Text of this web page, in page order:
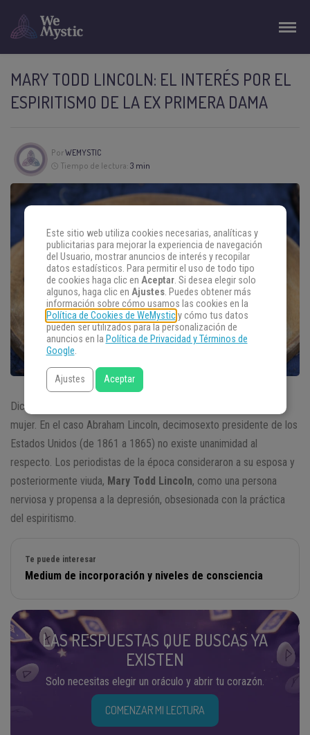
MARY TODD LINCOLN: EL INTERÉS POR EL
ESPIRITISMO DE LA EX PRIMERA DAMA
PorWEMYSTIC
Tiempo de lectura: 3 min
Dicen que detrás de cada gran hombre hay siempre una gran
mujer. En el caso Abraham Lincoln, decimosexto presidente de los
Estados Unidos (de 1861 a 1865) no existe unanimidad al
respecto. Los periodistas de la época consideraron a su esposa y
posteriormente viuda, Mary Todd Lincoln, como una persona
nerviosa y propensa a la depresión, obsesionada con la práctica
del espiritismo.
Te puede interesar
Medium de incorporación y niveles de consciencia
LAS RESPUESTAS QUE BUSCAS YA
EXISTEN
Solo necesitas elegir un oráculo y abrir tu corazón.
COMENZAR MI LECTURA
Este sitio web utiliza cookies necesarias, analíticas y
publicitarias para mejorar la experiencia de navegación
del Usuario, mostrar anuncios de interés y recopilar
datos estadísticos. Para permitir el uso de todo tipo
de cookies haga clic en Aceptar. Si desea elegir solo
algunos, haga clic en Ajustes. Puedes obtener más
información sobre cómo usamos las cookies en la
Política de Cookies de WeMysticy cómo tus datos
pueden ser utilizados para la personalización de
anuncios en la Política de Privacidad y Términos de
Google.
Ajustes Aceptar